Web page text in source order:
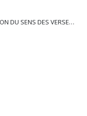
LE CORAN ; LA TRADUCTION DU SENS DES VERSET - EDITION TAWBAH